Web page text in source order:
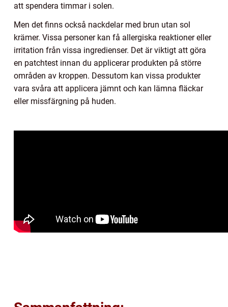
att spendera timmar i solen.
Men det finns också nackdelar med brun utan sol
krämer. Vissa personer kan få allergiska reaktioner eller
irritation från vissa ingredienser. Det är viktigt att göra
en patchtest innan du applicerar produkten på större
områden av kroppen. Dessutom kan vissa produkter
vara svåra att applicera jämnt och kan lämna fläckar
eller missfärgning på huden.